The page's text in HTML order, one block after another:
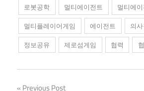
로봇공학
멀티에이전트
멀티에
멀티플레이어게임
에이전트 의
정보공유
제로섬게임 협력
Previous Post